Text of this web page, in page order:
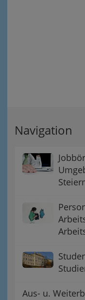
Navigation
Aus- u.